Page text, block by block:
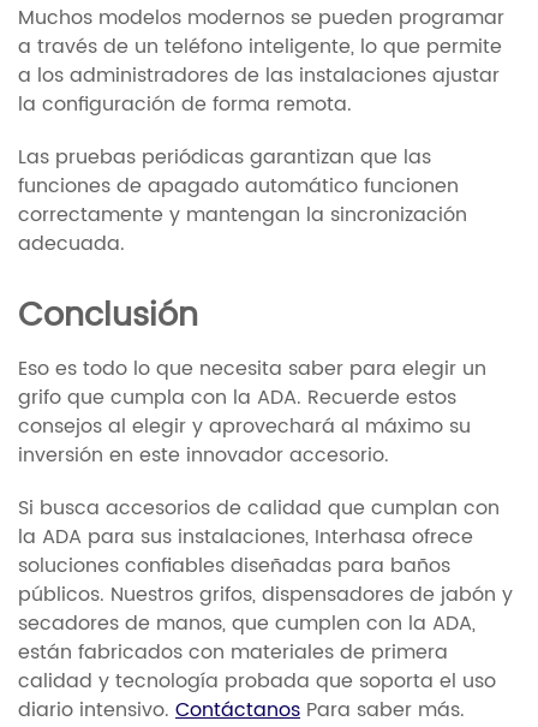
Muchos modelos modernos se pueden programar
a través de un teléfono inteligente, lo que permite
a los administradores de las instalaciones ajustar
la configuración de forma remota.
Las pruebas periódicas garantizan que las
funciones de apagado automático funcionen
correctamente y mantengan la sincronización
adecuada.
Conclusión
Eso es todo lo que necesita saber para elegir un
grifo que cumpla con la ADA. Recuerde estos
consejos al elegir y aprovechará al máximo su
inversión en este innovador accesorio.
Si busca accesorios de calidad que cumplan con
la ADA para sus instalaciones, Interhasa ofrece
soluciones confiables diseñadas para baños
públicos. Nuestros grifos, dispensadores de jabón y
secadores de manos, que cumplen con la ADA,
están fabricados con materiales de primera
calidad y tecnología probada que soporta el uso
diario intensivo. Contáctanos Para saber más.